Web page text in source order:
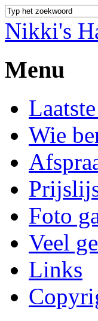
Nikki's
Menu
Wie
Foto
Veel
Links